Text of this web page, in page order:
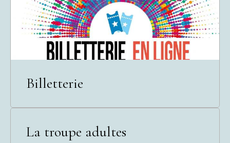
Billetterie
La troupe adultes